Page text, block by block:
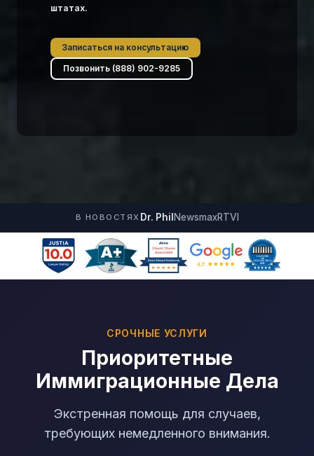
штатах.
Записаться на консультацию
Позвонить (888) 902-9285
В НОВОСТЯХ Dr. Phil NewsmaxRTVI
СРОЧНЫЕ УСЛУГИ
Приоритетные
Иммиграционные Дела
Экстренная помощь для случаев,
требующих немедленного внимания.